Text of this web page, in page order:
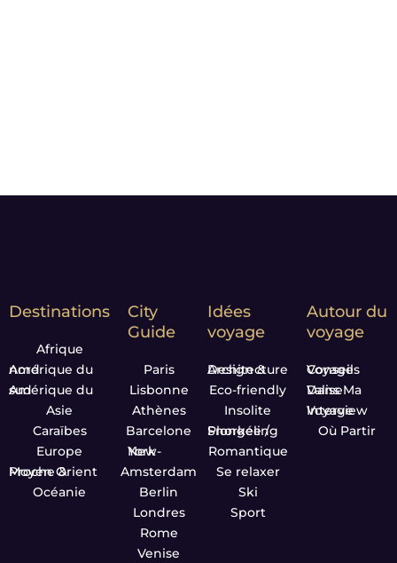
Destinations
Afrique
Amérique du nord
Amérique du sud
Asie
Caraïbes
Europe
Proche & Moyen Orient
Océanie
City
Guide
Paris
Lisbonne
Athènes
Barcelone
New-York
Amsterdam
Berlin
Londres
Rome
Venise
Idées
voyage
Design & Architecture
Eco-friendly
Insolite
Plongée / Snorkeling
Romantique
Se relaxer
Ski
Sport
Autour du
voyage
Conseils Voyage
Dans Ma Valise
Interview Voyage
Où Partir